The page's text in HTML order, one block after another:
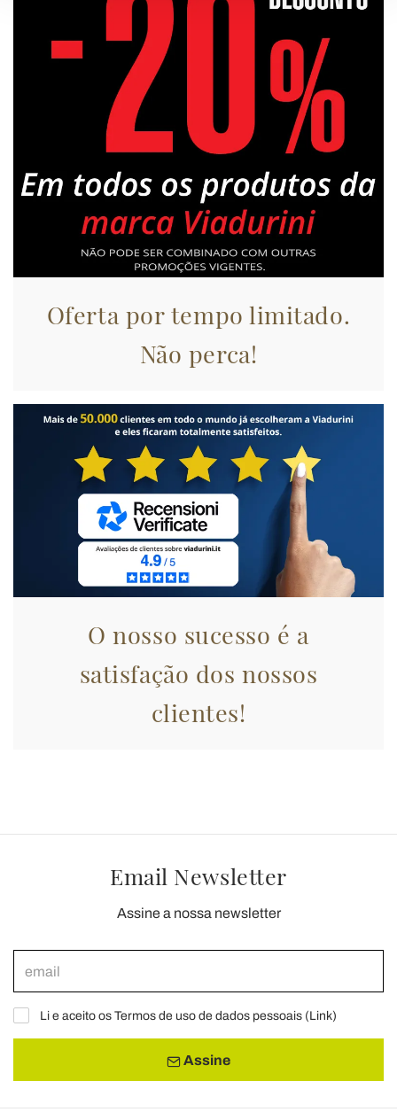
modificare o ritirare il tuo consenso in qualsiasi momento
dalla Dichiarazione sui cookie.
Utilizziamo i cookie per personalizzare contenuti ed
annunci, per fornire funzionalità dei social media e per
analizzare il nostro traffico. Condividiamo inoltre
informazioni sul modo in cui utilizza il nostro sito con i
pubblicità e social media, i quali potrebbero combinarle
con altre informazioni che ha fornito loro o che hanno
raccolto dal suo utilizzo dei loro servizi.
Oferta por tempo limitado.
Não perca!
O nosso sucesso é a
satisfação dos nossos
clientes!
Email Newsletter
Assine a nossa newsletter
Li e aceito os Termos de uso de dados pessoais (Link)
Assine